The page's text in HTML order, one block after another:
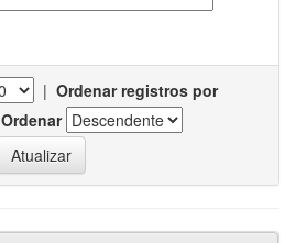
| Ordenar registros por
Ordenar